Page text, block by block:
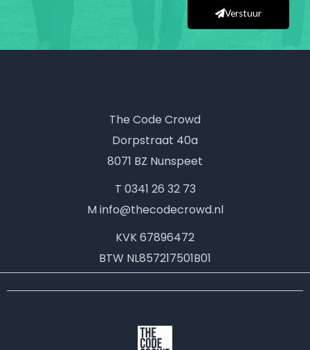
Verstuur
The Code Crowd
Dorpstraat 40a
8071 BZ Nunspeet
T 0341 26 32 73
M info@thecodecrowd.nl
KVK67896472
BTW NL857217501B01